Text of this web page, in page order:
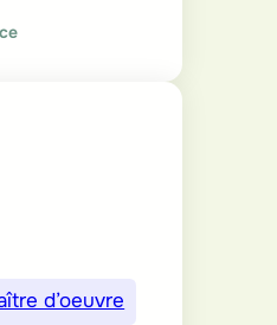
d’oeuvre